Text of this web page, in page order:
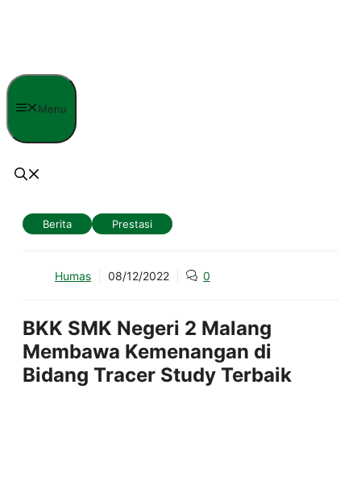
Menu
Berita Prestasi
Humas 08/12/2022 0
BKK SMK Negeri 2 Malang
Membawa Kemenangan di
Bidang Tracer Study Terbaik